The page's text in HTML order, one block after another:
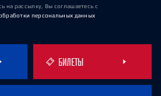
на рассылку, Вы соглашаетесь с
персональных данных
БИЛЕТЫ